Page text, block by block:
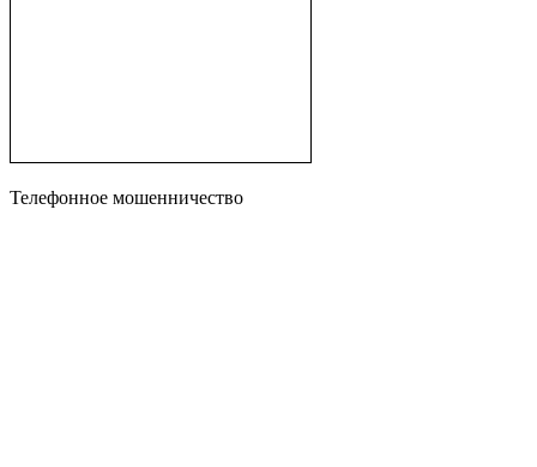
Телефонное мошенничество